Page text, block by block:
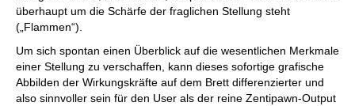
überhaupt um die Schärfe der fraglichen Stellung steht
(„Flammen“).
Um sich spontan einen Überblick auf die wesentlichen Merkmale
einer Stellung zu verschaffen, kann dieses sofortige grafische
Abbilden der Wirkungskräfte auf dem Brett differenzierter und
also sinnvoller sein für den User als der reine Zentipawn-Output